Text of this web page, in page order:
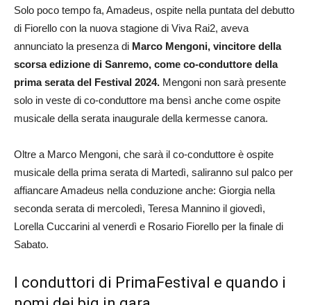
Solo poco tempo fa, Amadeus, ospite nella puntata del debutto
di Fiorello con la nuova stagione di Viva Rai2, aveva
annunciato la presenza di Marco Mengoni, vincitore della
scorsa edizione di Sanremo, come co-conduttore della
prima serata del Festival 2024. Mengoni non sarà presente
solo in veste di co-conduttore ma bensì anche come ospite
musicale della serata inaugurale della kermesse canora.
Oltre a Marco Mengoni, che sarà il co-conduttore è ospite
musicale della prima serata di Martedì, saliranno sul palco per
affiancare Amadeus nella conduzione anche: Giorgia nella
seconda serata di mercoledì, Teresa Mannino il giovedì,
Lorella Cuccarini al venerdì e Rosario Fiorello per la finale di
Sabato.
I conduttori di PrimaFestival e quando i